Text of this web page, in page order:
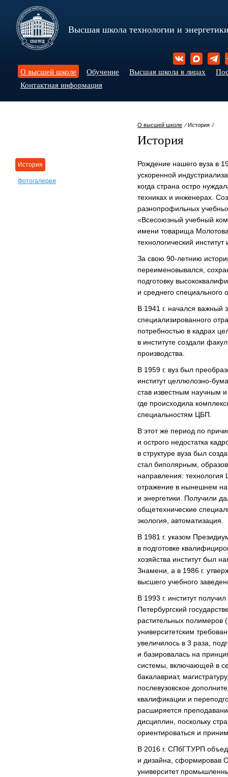
Высшая школа технологии и
О высшей школе Обучение Высшая школа в лицах
Контактная информация
О высшей школе ⁄ История ⁄
История
История
Фотогалерея
Рождение нашего вуза в
ускоренной
когда страна остро
техниках и инженерах.
разнопрофильных
«Всесоюзный учебный
имени товарища
технологический
За свою 90-летнию
переименовывался,
подготовку
и среднего специального
В 1941 г. начался важный
специализированного
потребностью в кадрах
в институте создали
производства.
В 1959 г. вуз был
институт целлюлозно-
став известным научным
где происходила
специальностям ЦБП.
В этот же период по
и острого недостатка
в структуре вуза был
стал биполярным,
направления:
отражение в нынешнем
и энергетики. Получили
общетехнические
экология, автоматизация.
В 1981 г. указом
в подготовке
хозяйства институт был
Знамени, а в 1986 г.
высшего учебного
В 1993 г. институт
Петербургский
растительных полимеров
университетским
увеличилось в 3 раза,
и базировалась на
системы, включающей в
бакалавриат,
послевузовское
квалификации и
расширяется
дисциплин, поскольку
ориентироваться и
В 2016 г. СПбГТУРП
и дизайна, сформировав
университет